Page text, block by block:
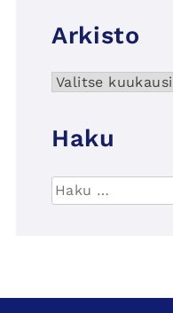
Arkisto
Arkisto
Haku
Haku: